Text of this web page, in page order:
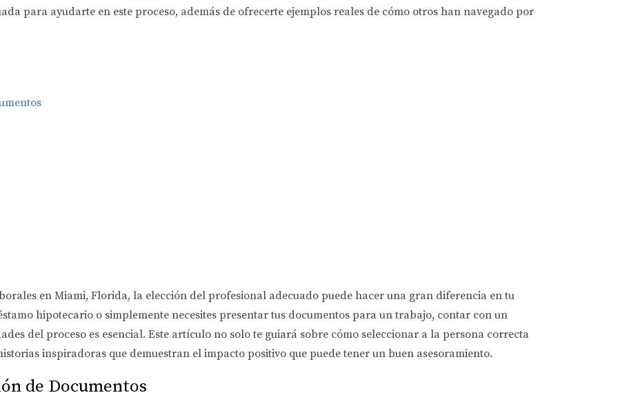
para ayudarte en este proceso, además de ofrecerte ejemplos reales de cómo otros han navegado por
en Miami, Florida, la elección del profesional adecuado puede hacer una gran diferencia en tu
hipotecario o simplemente necesites presentar tus documentos para un trabajo, contar con un
del proceso es esencial. Este artículo no solo te guiará sobre cómo seleccionar a la persona correcta
inspiradoras que demuestran el impacto positivo que puede tener un buen asesoramiento.
de Documentos